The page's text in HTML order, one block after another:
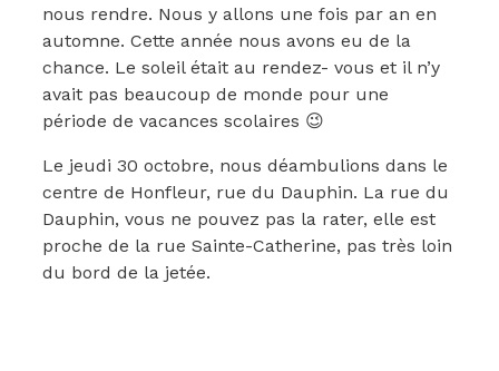
nous rendre. Nous y allons une fois par an en
automne. Cette année nous avons eu de la
chance. Le soleil était au rendez- vous et il n’y
avait pas beaucoup de monde pour une
période de vacances scolaires 😉
Le jeudi 30 octobre, nous déambulions dans le
centre de Honfleur, rue du Dauphin. La rue du
Dauphin, vous ne pouvez pas la rater, elle est
proche de la rue Sainte-Catherine, pas très loin
du bord de la jetée.